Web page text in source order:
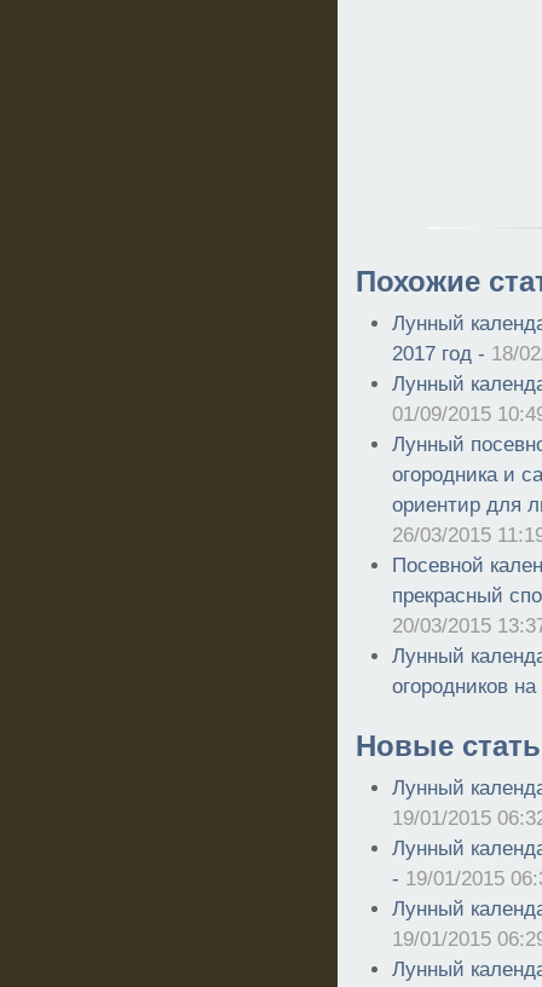
Похожие
Лунный
2017 год - 18/
Лунный
01/09/2015
Лунный
огородника и
ориентир для
26/03/2015
Посевной
прекрасный
20/03/2015
Лунный
огородников
Новые
Лунный
19/01/2015
Лунный
- 19/01/2015
Лунный
19/01/2015
Лунный